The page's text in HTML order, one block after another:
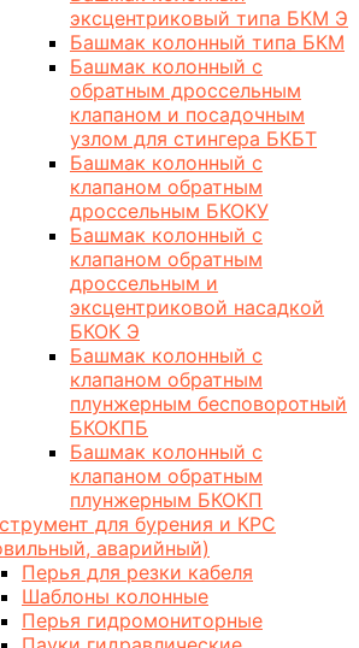
эксцентриковый типа БКМ Э
Башмак колонный типа БКМ
Башмак колонный с
обратным дроссельным
клапаном и посадочным
узлом для стингера БКБТ
Башмак колонный с
клапаном обратным
дроссельным БКОКУ
Башмак колонный с
клапаном обратным
дроссельным и
эксцентриковой насадкой
БКОК Э
Башмак колонный с
клапаном обратным
плунжерным бесповоротный
БКОКПБ
Башмак колонный с
клапаном обратным
плунжерным БКОКП
для бурения и КРС
аварийный)
Перья для резки кабеля
Шаблоны колонные
Перья гидромониторные